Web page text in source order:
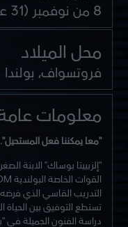
8 من نوفمبر (31 عاما)
محل الميلاد
فروتسواف، بولندا
معلومات
"معا يمكننا فعل المستحيل".
"إلزبييتا بوساك" الابنة
التدريب القاسي الذي فرضه
تستطع التوفيق بين الحياة
دراسة الفنون الجميلة في